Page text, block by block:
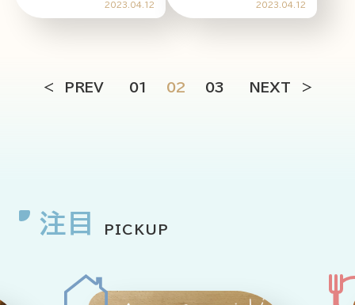
2023.04.12 2023.04.12
PREV 01 02 03 NEXT
注目 PICKUP